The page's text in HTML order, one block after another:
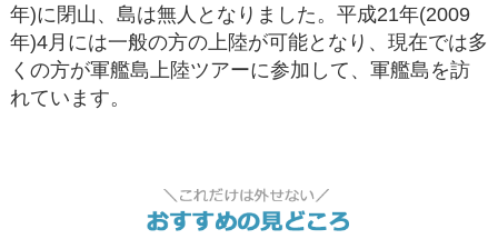
年)に閉山、島は無人となりました。平成21年(2009
年)4月には一般の方の上陸が可能となり、現在では多
くの方が軍艦島上陸ツアーに参加して、軍艦島を訪
れています。